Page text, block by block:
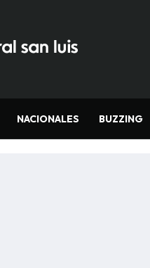
NACIONALES BUZZING